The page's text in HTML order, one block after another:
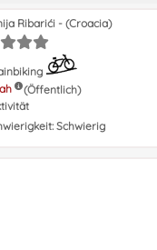
Ribarići - (Croacia)
(Öffentlich)
Schwierig